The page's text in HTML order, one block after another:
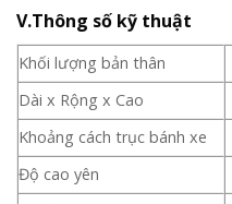
V.Thông số kỹ thuật
Khối lượng bản thân
Dài x Rộng x Cao
Khoảng cách trục bánh xe
Độ cao yên